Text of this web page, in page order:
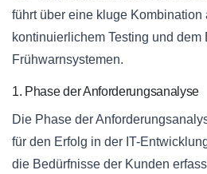
führt über eine kluge
kontinuierlichem Testing und dem
Frühwarnsystemen.
1. Phase der Anforderungsanalyse
Die Phase der
für den Erfolg in der IT-
die Bedürfnisse der Kunden